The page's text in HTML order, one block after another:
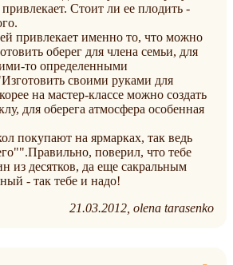
Стоит ли ее плодить -
привлекает именно то, что можно
оберег для члена семьи, для
то определенными
своими руками для
на мастер-классе можно создать
для оберега атмосфера особенная
покупают на ярмарках, так ведь
поверил, что тебе
из десятков, да еще сакральным
- так тебе и надо!
21.03.2012 olena tarasenko